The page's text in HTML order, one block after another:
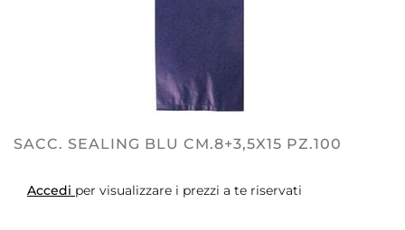
SACC. SEALING BLU CM.8+3,5X15 PZ.100
Accedi per visualizzare i prezzi a te riservati